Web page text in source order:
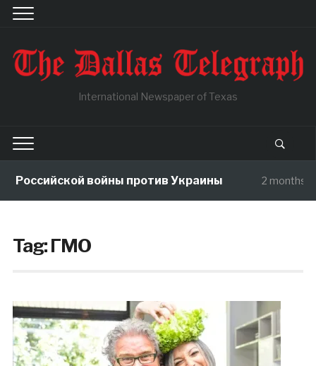
International Newspaper of Texas
Российской войны против Украины 2 months
Tag:ГМО